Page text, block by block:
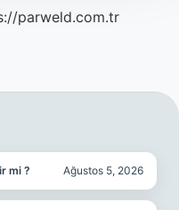
parweld.com.tr
mi ? Ağustos 5, 2026